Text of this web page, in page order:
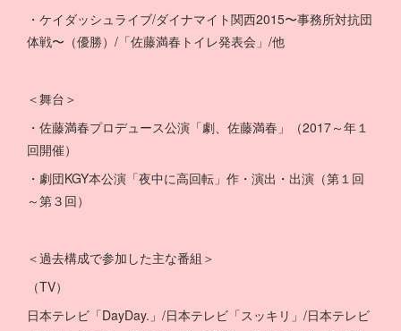
・ケイダッシュライブ/ダイナマイト関西2015〜事務所対抗団
体戦〜（優勝）/「佐藤満春トイレ発表会」/他
＜舞台＞
・佐藤満春プロデュース公演「劇、佐藤満春」（2017～年１
回開催）
・劇団KGY本公演「夜中に高回転」作・演出・出演（第１回
～第３回）
＜過去構成で参加した主な番組＞
（TV）
日本テレビ「DayDay.」/日本テレビ「スッキリ」/日本テレビ